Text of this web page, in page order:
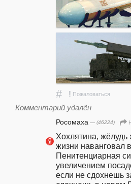
# ! Пожаловаться
Комментарий удалён
Росомаха — (46224)
Хохлятина,
жизни наванговал
Пенитенциарная
увеличением
если не сдохнешь